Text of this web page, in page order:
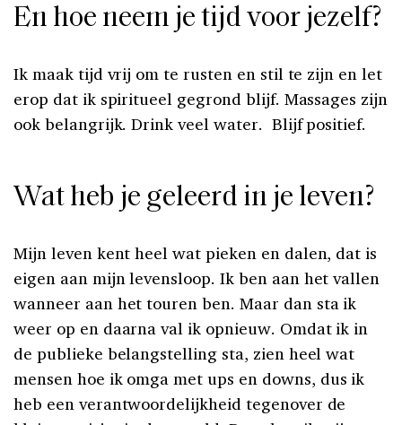
En hoe neem je tijd voor jezelf?
Ik maak tijd vrij om te rusten en stil te zijn en let
erop dat ik spiritueel gegrond blijf. Massages zijn
ook belangrijk. Drink veel water. Blijf positief.
Wat heb je geleerd in je leven?
Mijn leven kent heel wat pieken en dalen, dat is
eigen aan mijn levensloop. Ik ben aan het vallen
wanneer aan het touren ben. Maar dan sta ik
weer op en daarna val ik opnieuw. Omdat ik in
de publieke belangstelling sta, zien heel wat
mensen hoe ik omga met ups en downs, dus ik
heb een verantwoordelijkheid tegenover de